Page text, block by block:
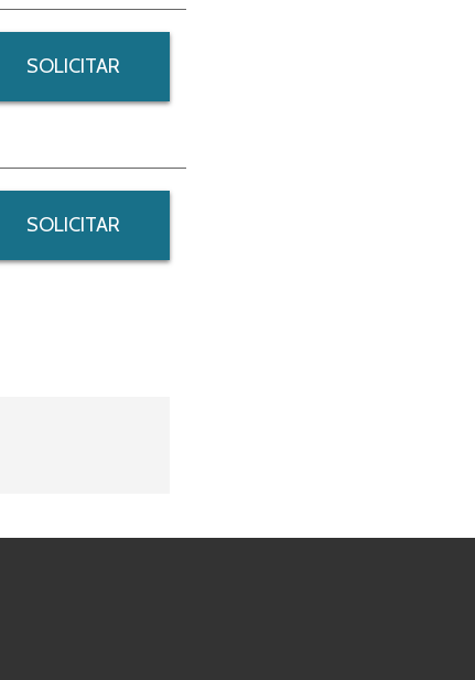
SOLICITAR
SOLICITAR